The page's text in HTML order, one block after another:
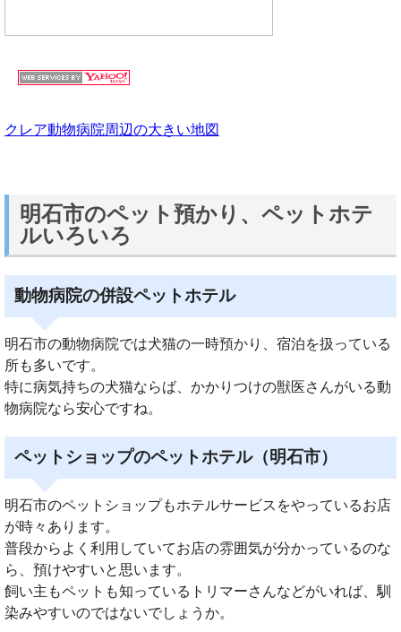
クレア動物病院周辺の大きい地図
明石市のペット預かり、ペットホテ
ルいろいろ
動物病院の併設ペットホテル
明石市の動物病院では犬猫の一時預かり、宿泊を扱っている
所も多いです。
特に病気持ちの犬猫ならば、かかりつけの獣医さんがいる動
物病院なら安心ですね。
ペットショップのペットホテル（明石市）
明石市のペットショップもホテルサービスをやっているお店
が時々あります。
普段からよく利用していてお店の雰囲気が分かっているのな
ら、預けやすいと思います。
飼い主もペットも知っているトリマーさんなどがいれば、馴
染みやすいのではないでしょうか。